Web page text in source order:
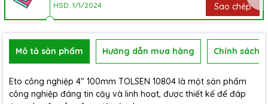
HSD: 1/1/2024
Sao chép
Mô tả sản phẩm Hướng dẫn mua hàng Chính sách
Eto công nghiệp 4" 100mm TOLSEN 10804 là một sản phẩm
công nghiệp đáng tin cậy và linh hoạt, được thiết kế để đáp